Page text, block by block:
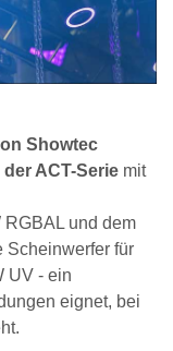
Showtec
ACT-Serie mit
und dem
Scheinwerfer für
UV - ein
eignet, bei